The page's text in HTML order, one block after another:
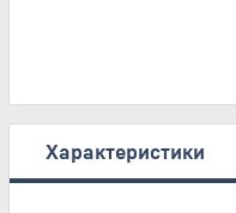
Характеристики